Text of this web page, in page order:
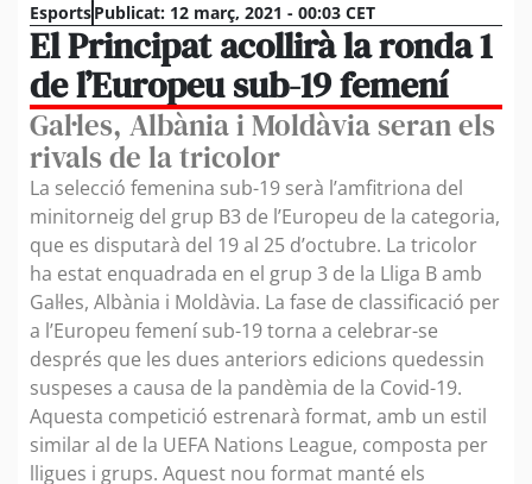
EsportsPublicat: 12 març, 2021 - 00:03 CET
El Principat acollirà la ronda 1
de l’Europeu sub-19 femení
Gal·les, Albània i Moldàvia seran els
rivals de la tricolor
La selecció femenina sub-19 serà l’amfitriona del
minitorneig del grup B3 de l’Europeu de la categoria,
que es disputarà del 19 al 25 d’octubre. La tricolor
ha estat enquadrada en el grup 3 de la Lliga B amb
Gal·les, Albània i Moldàvia. La fase de classificació per
a l’Europeu femení sub-19 torna a celebrar-se
després que les dues anteriors edicions quedessin
suspeses a causa de la pandèmia de la Covid-19.
Aquesta competició estrenarà format, amb un estil
similar al de la UEFA Nations League, composta per
lligues i grups. Aquest nou format manté els